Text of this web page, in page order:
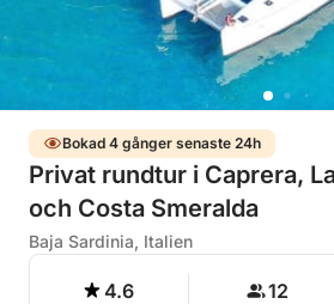
Bokad 4 gånger senaste 24h
Privat rundtur i Caprera,
och Costa Smeralda
Baja Sardinia, Italien
4.6 12